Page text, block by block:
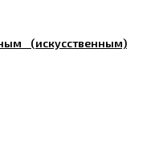
(искусственным)